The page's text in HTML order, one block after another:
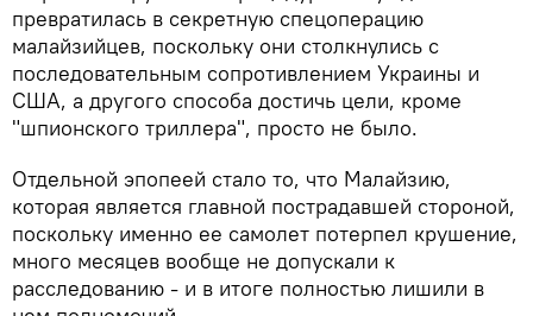
превратилась в секретную спецоперацию
малайзийцев, поскольку они столкнулись с
последовательным сопротивлением Украины и
США, а другого способа достичь цели, кроме
"шпионского триллера", просто не было.
Отдельной эпопеей стало то, что Малайзию,
которая является главной пострадавшей стороной,
поскольку именно ее самолет потерпел крушение,
много месяцев вообще не допускали к
расследованию - и в итоге полностью лишили в